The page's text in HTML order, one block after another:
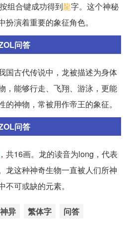
组合键成功得到龍字。这个神秘
演着重要的象征角色。
问答
国古代传说中，龙被描述为身体
，能够行走、飞翔、游泳，更能
神物，常被用作帝王的象征。
问答
，共16画。龙的读音为long，代表
龙这种神奇生物一直被人们所神
可或缺的元素。
神异 繁体字 问答